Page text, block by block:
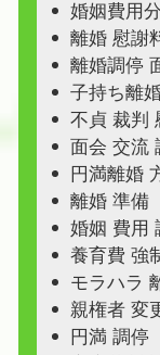
婚姻費用
離婚 慰謝
離婚調停
子持ち離
不貞 裁判
面会 交流
円満離婚
離婚 準備
婚姻 費用
養育費 強
モラハラ
親権者 変
円満 調停